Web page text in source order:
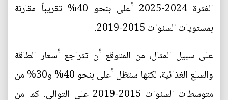
الفترة 2024-2025 أعلى بنحو 40% تقريباً مقارنة
بمستويات السنوات 2015-2019.
على سبيل المثال، من المتوقع أن تتراجع أسعار الطاقة
والسلع الغذائية، لكنها ستظل أعلى بنحو 40% و30% من
متوسطات السنوات 2015-2019 على التوالي. كما من